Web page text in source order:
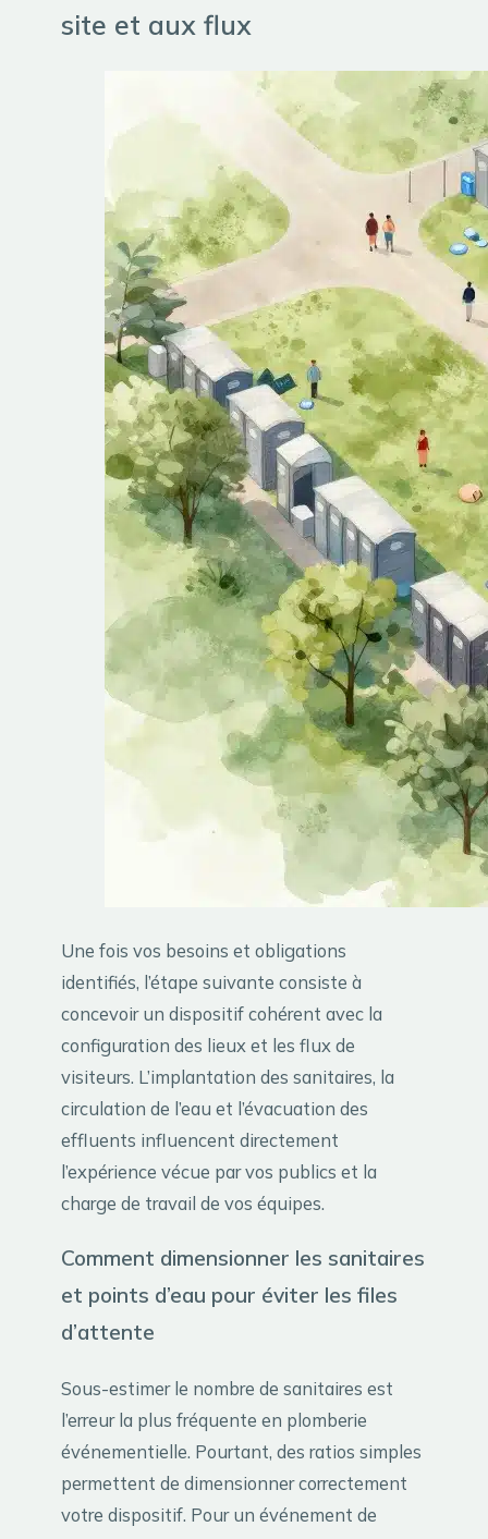
site et aux flux
Une fois vos besoins et obligations
identifiés, l’étape suivante consiste à
concevoir un dispositif cohérent avec la
configuration des lieux et les flux de
visiteurs. L’implantation des sanitaires, la
circulation de l’eau et l’évacuation des
effluents influencent directement
l’expérience vécue par vos publics et la
charge de travail de vos équipes.
Comment dimensionner les sanitaires
et points d’eau pour éviter les files
d’attente
Sous-estimer le nombre de sanitaires est
l’erreur la plus fréquente en plomberie
événementielle. Pourtant, des ratios simples
permettent de dimensionner correctement
votre dispositif. Pour un événement de